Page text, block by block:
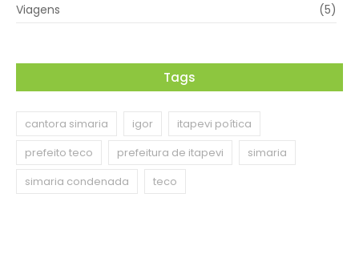
Viagens
(5)
Tags
cantora simaria igor
itapevi poítica
prefeito teco
prefeitura de itapevi
simaria
simaria condenada
teco